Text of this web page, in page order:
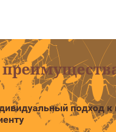
подход